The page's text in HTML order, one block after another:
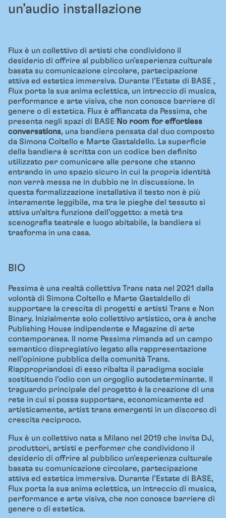
un’audio installazione
Flux è un collettivo di artisti che condividono il
desiderio di offrire al pubblico un’esperienza culturale
basata su comunicazione circolare, partecipazione
attiva ed estetica immersiva. Durante l’Estate di BASE ,
Flux porta la sua anima eclettica, un intreccio di musica,
performance e arte visiva, che non conosce barriere di
genere o di estetica. Flux è affiancata da Pessima, che
presenta negli spazi di BASE No room for effortless
conversations, una bandiera pensata dal duo composto
da Simona Coltello e Marte Gastaldello. La superficie
della bandiera è scritta con un codice ben definito
utilizzato per comunicare alle persone che stanno
entrando in uno spazio sicuro in cui la propria identità
non verrà messa ne in dubbio ne in discussione. In
questa formalizzazione installativa il testo non è più
interamente leggibile, ma tra le pieghe del tessuto si
attiva un’altra funzione dell’oggetto: a metà tra
scenografia teatrale e luogo abitabile, la bandiera si
trasforma in una casa.
BIO
Pessima è una realtà collettiva Trans nata nel 2021 dalla
volontà di Simona Coltello e Marte Gastaldello di
supportare la crescita di progetti e artisti Trans e Non
Binary. Inizialmente solo collettivo artistico, ora è anche
Publishing House indipendente e Magazine di arte
contemporanea. Il nome Pessima rimanda ad un campo
semantico dispregiativo legato alla rappresentazione
nell’opinione pubblica della comunità Trans.
Riappropriandosi di esso ribalta il paradigma sociale
sostituendo l’odio con un orgoglio autodeterminante. Il
traguardo principale del progetto è la creazione di una
rete in cui si possa supportare, economicamente ed
artisticamente, artist trans emergenti in un discorso di
crescita reciproco.
Flux è un collettivo nata a Milano nel 2019 che invita DJ,
produttori, artisti e performer che condividono il
desiderio di offrire al pubblico un’esperienza culturale
basata su comunicazione circolare, partecipazione
attiva ed estetica immersiva. Durante l’Estate di BASE,
Flux porta la sua anima eclettica, un intreccio di musica,
performance e arte visiva, che non conosce barriere di
genere o di estetica.